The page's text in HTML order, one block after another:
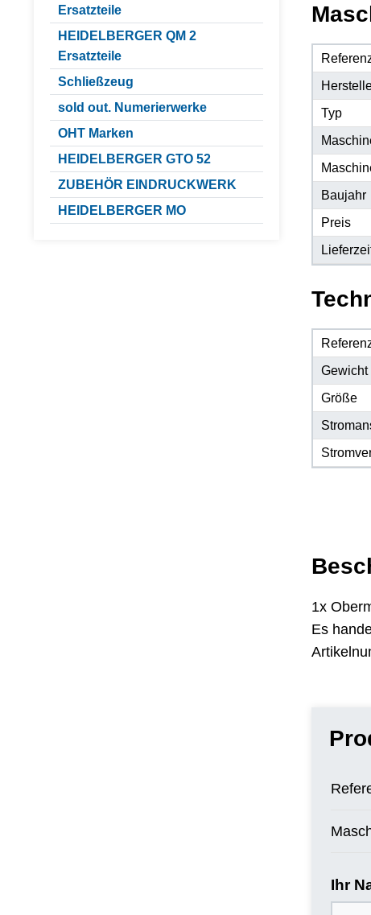
Ersatzteile
HEIDELBERGER QM 2
Ersatzteile
Schließzeug
sold out. Numerierwerke
OHT Marken
HEIDELBERGER GTO 52
ZUBEHÖR EINDRUCKWERK
HEIDELBERGER MO
Typ
Baujahr
Preis
Gewicht
Größe
1x
Es
Ihr